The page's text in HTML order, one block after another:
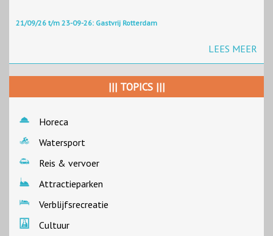
21/09/26 t/m 23-09-26: Gastvrij Rotterdam
LEES MEER
||| TOPICS |||
Horeca
Watersport
Reis & vervoer
Attractieparken
Verblijfsrecreatie
Cultuur